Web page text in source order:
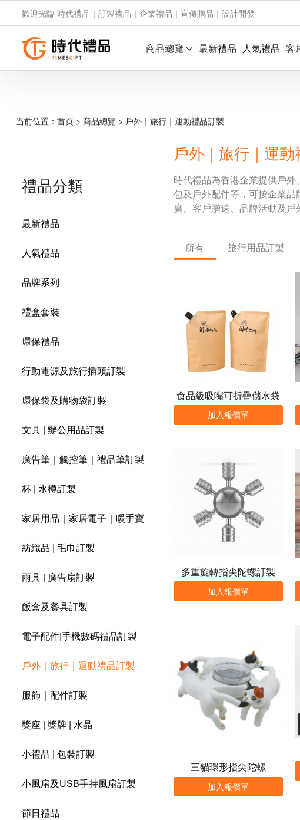
歡迎光臨 時代禮品｜訂製禮品｜企業禮品｜宣傳贈品｜設計開發
商品總覽 最新禮品 人氣禮品 客
当前位置： 首页> 商品總覽 > 戶外｜旅行｜運動禮品訂製
禮品分類
最新禮品
人氣禮品
品牌系列
禮盒套裝
環保禮品
行動電源及旅行插頭訂製
環保袋及購物袋訂製
文具 | 辦公用品訂製
廣告筆｜觸控筆｜禮品筆訂製
杯 | 水樽訂製
家居用品｜家居電子｜暖手寶
紡織品 | 毛巾訂製
雨具 | 廣告扇訂製
飯盒及餐具訂製
電子配件|手機數碼禮品訂製
戶外｜旅行｜運動禮品訂製
服飾｜配件訂製
獎座 | 獎牌 | 水晶
小禮品 | 包裝訂製
小風扇及USB手持風扇訂製
節日禮品
戶外｜旅行｜運
時代禮品為香港企業提供戶
包及戶外配件等，可按企業
廣、客戶贈送、品牌活動及戶
所有 旅行用品訂製
食品級吸嘴可折疊儲水袋
加入報價單
多重旋轉指尖陀螺訂製
加入報價單
三貓環形指尖陀螺
加入報價單